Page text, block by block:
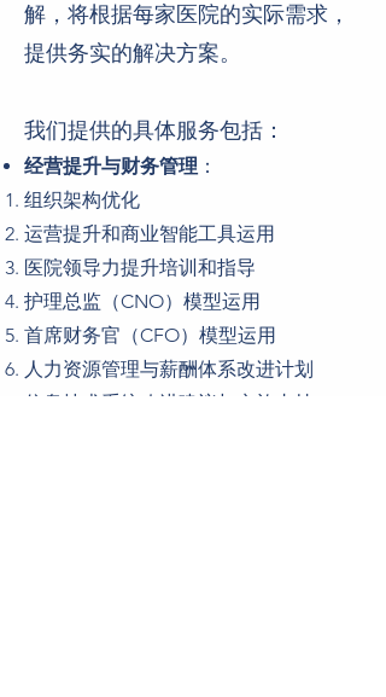
解，将根据每家医院的实际需求，
提供务实的解决方案。
我们提供的具体服务包括：
经营提升与财务管理 ：
​组织架构优化
运营提升和商业智能工具运用
医院领导力提升培训和指导
护理总监（CNO）模型运用
首席财务官（CFO）模型运用
人力资源管理与薪酬体系改进计划
信息技术系统改进建议与实施支持